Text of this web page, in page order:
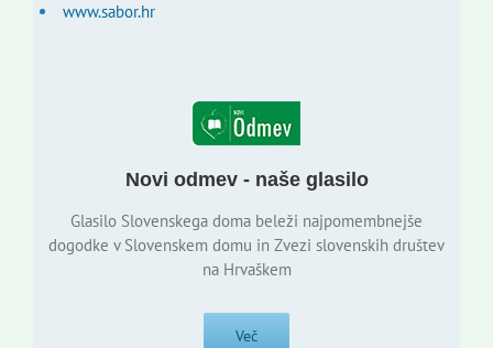
www.sabor.hr
Novi odmev - naše glasilo
Glasilo Slovenskega doma beleži najpomembnejše
dogodke v Slovenskem domu in Zvezi slovenskih društev
na Hrvaškem
Več